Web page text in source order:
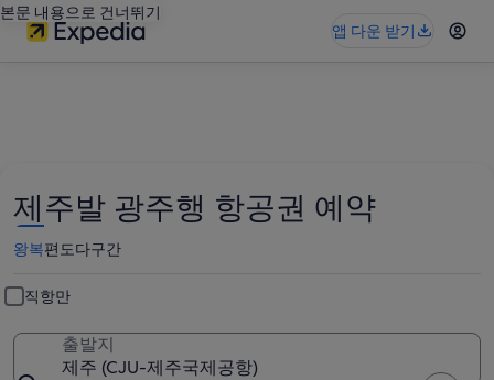
본문 내용으로 건너뛰기
앱 다운 받기
제주발 광주행 항공권 예약
왕복편도다구간
직항만
출발지
제주 (CJU-제주국제공항)